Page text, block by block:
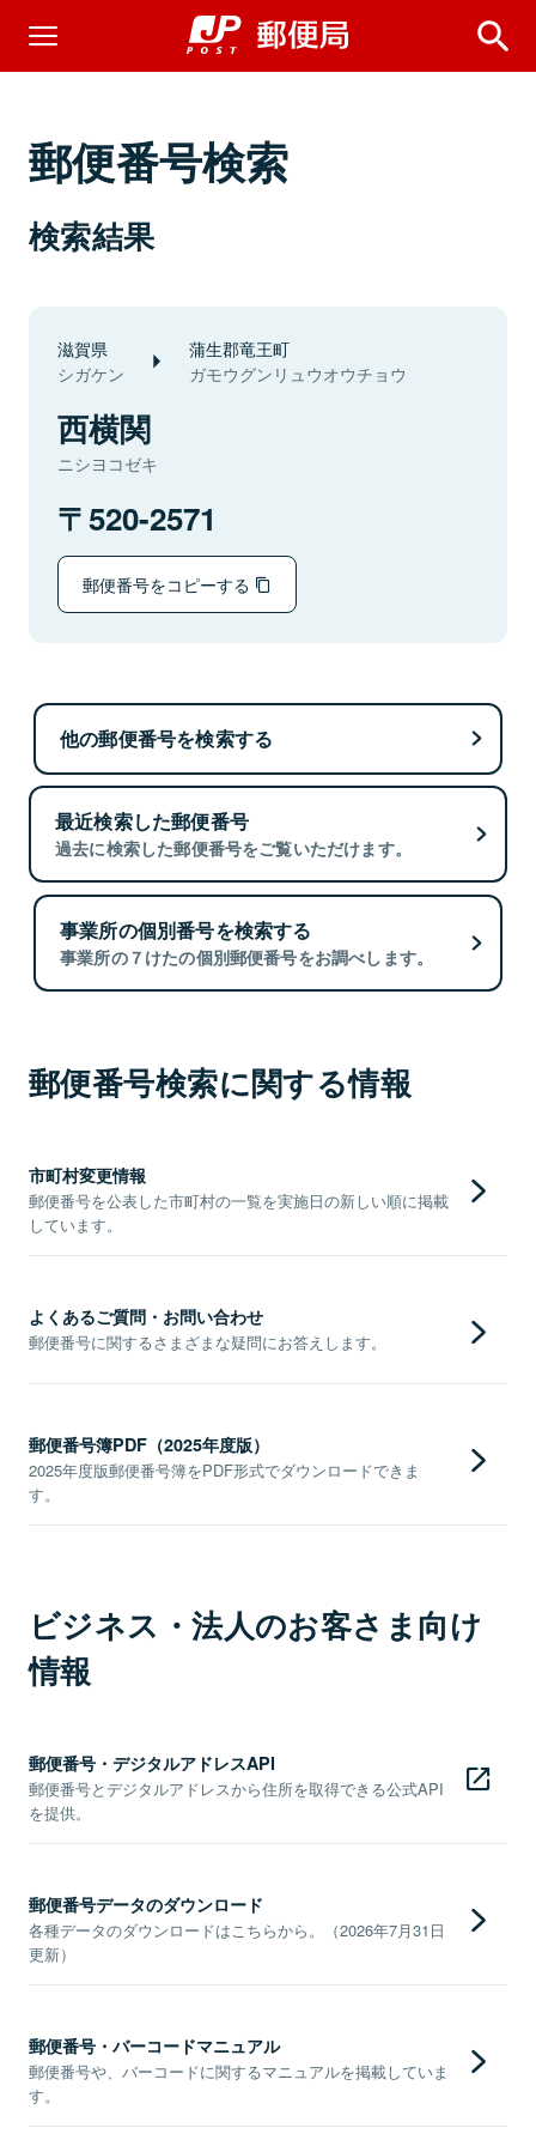
郵便番号検索
検索結果
滋賀県
シガケン
蒲生郡竜王町
ガモウグンリュウオウチョウ
西横関
ニシヨコゼキ
520-2571
郵便番号をコピーする
他の郵便番号を検索する
最近検索した郵便番号
過去に検索した郵便番号をご覧いただけます。
事業所の個別番号を検索する
事業所の７けたの個別郵便番号をお調べします。
郵便番号検索に関する情報
市町村変更情報
郵便番号を公表した市町村の一覧を実施日の新しい順に掲載
しています。
よくあるご質問・お問い合わせ
郵便番号に関するさまざまな疑問にお答えします。
郵便番号簿PDF（2025年度版）
2025年度版郵便番号簿をPDF形式でダウンロードできま
す。
ビジネス・法人のお客さま向け
情報
郵便番号・デジタルアドレスAPI
郵便番号とデジタルアドレスから住所を取得できる公式API
を提供。
郵便番号データのダウンロード
各種データのダウンロードはこちらから。（2026年7月31日
更新）
郵便番号・バーコードマニュアル
郵便番号や、バーコードに関するマニュアルを掲載していま
す。